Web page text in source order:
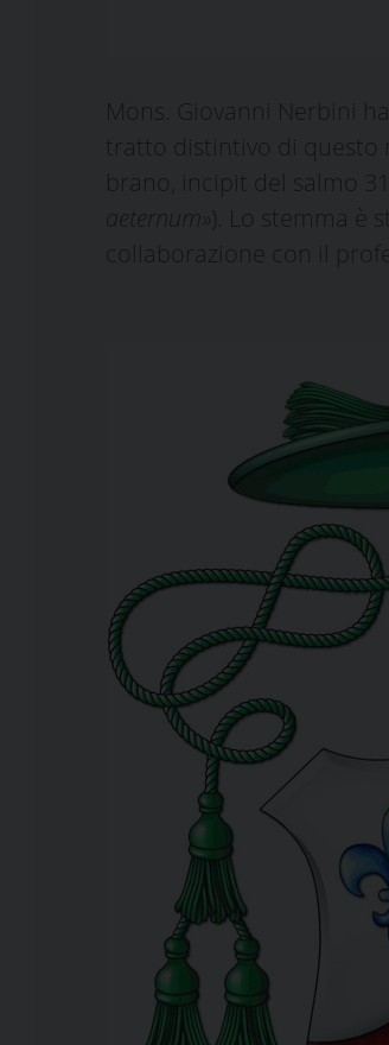
Mons. Giovanni Nerbini
tratto distintivo di questo
brano, incipit del salmo
aeternum»
). Lo stemma è
collaborazione con il